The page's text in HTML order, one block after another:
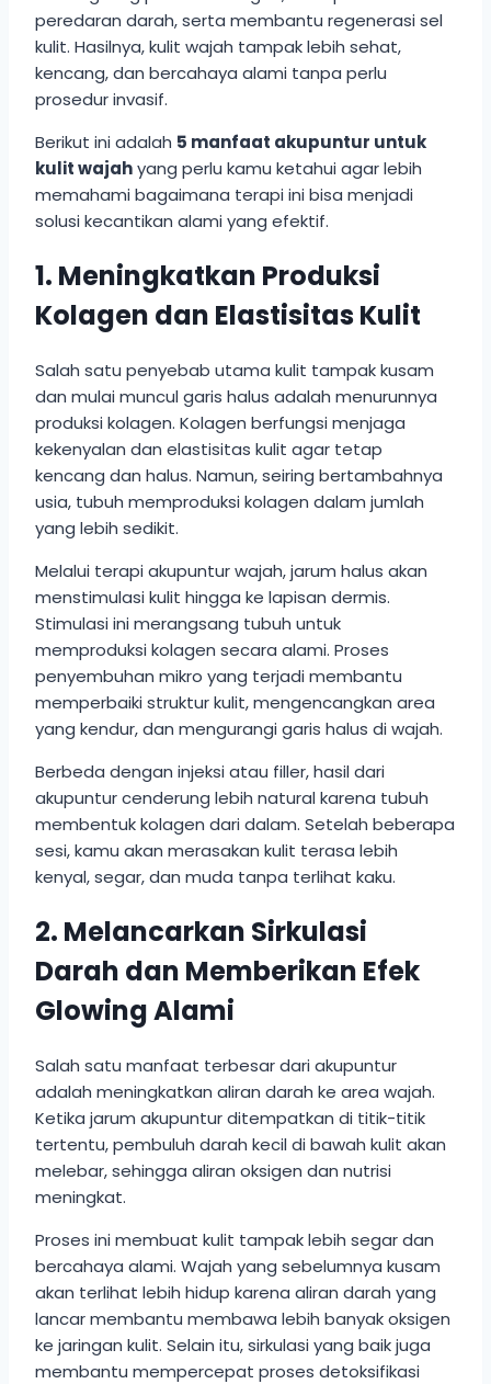
peredaran darah, serta membantu regenerasi sel
kulit. Hasilnya, kulit wajah tampak lebih sehat,
kencang, dan bercahaya alami tanpa perlu
prosedur invasif.
Berikut ini adalah 5 manfaat akupuntur untuk
kulit wajahyang perlu kamu ketahui agar lebih
memahami bagaimana terapi ini bisa menjadi
solusi kecantikan alami yang efektif.
1. Meningkatkan Produksi
Kolagen dan Elastisitas Kulit
Salah satu penyebab utama kulit tampak kusam
dan mulai muncul garis halus adalah menurunnya
produksi kolagen. Kolagen berfungsi menjaga
kekenyalan dan elastisitas kulit agar tetap
kencang dan halus. Namun, seiring bertambahnya
usia, tubuh memproduksi kolagen dalam jumlah
yang lebih sedikit.
Melalui terapi akupuntur wajah, jarum halus akan
menstimulasi kulit hingga ke lapisan dermis.
Stimulasi ini merangsang tubuh untuk
memproduksi kolagen secara alami. Proses
penyembuhan mikro yang terjadi membantu
memperbaiki struktur kulit, mengencangkan area
yang kendur, dan mengurangi garis halus di wajah.
Berbeda dengan injeksi atau filler, hasil dari
akupuntur cenderung lebih natural karena tubuh
membentuk kolagen dari dalam. Setelah beberapa
sesi, kamu akan merasakan kulit terasa lebih
kenyal, segar, dan muda tanpa terlihat kaku.
2. Melancarkan Sirkulasi
Darah dan Memberikan Efek
Glowing Alami
Salah satu manfaat terbesar dari akupuntur
adalah meningkatkan aliran darah ke area wajah.
Ketika jarum akupuntur ditempatkan di titik-titik
tertentu, pembuluh darah kecil di bawah kulit akan
melebar, sehingga aliran oksigen dan nutrisi
meningkat.
Proses ini membuat kulit tampak lebih segar dan
bercahaya alami. Wajah yang sebelumnya kusam
akan terlihat lebih hidup karena aliran darah yang
lancar membantu membawa lebih banyak oksigen
ke jaringan kulit. Selain itu, sirkulasi yang baik juga
membantu mempercepat proses detoksifikasi